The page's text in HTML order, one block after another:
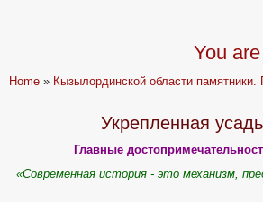
You
Home » Кызылординской области
Укрепленная
Главные
«Современная история - это механизм,